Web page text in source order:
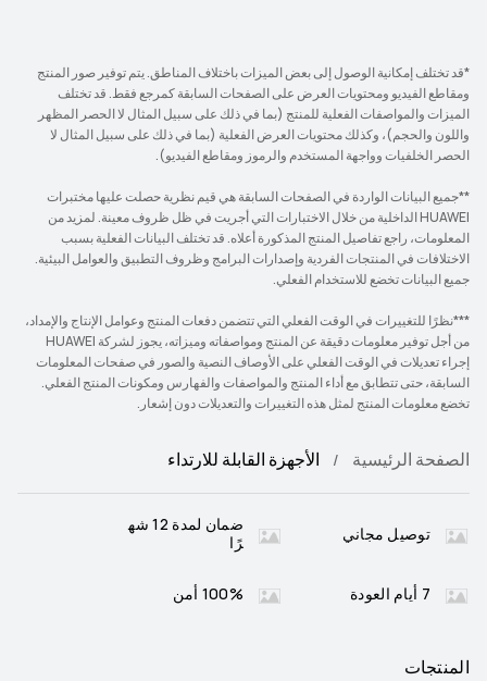
*قد تختلف إمكانية الوصول إلى بعض الميزات باختلاف المناطق. يتم توفير صور المنتج
ومقاطع الفيديو ومحتويات العرض على الصفحات السابقة كمرجع فقط. قد تختلف
الميزات والمواصفات الفعلية للمنتج (بما في ذلك على سبيل المثال لا الحصر المظهر
واللون والحجم)، وكذلك محتويات العرض الفعلية (بما في ذلك على سبيل المثال لا
الحصر الخلفيات وواجهة المستخدم والرموز ومقاطع الفيديو).
**جميع البيانات الواردة في الصفحات السابقة هي قيم نظرية حصلت عليها مختبرات
HUAWEI الداخلية من خلال الاختبارات التي أجريت في ظل ظروف معينة. لمزيد من
المعلومات، راجع تفاصيل المنتج المذكورة أعلاه. قد تختلف البيانات الفعلية بسبب
الاختلافات في المنتجات الفردية وإصدارات البرامج وظروف التطبيق والعوامل البيئية.
جميع البيانات تخضع للاستخدام الفعلي.
***نظرًا للتغييرات في الوقت الفعلي التي تتضمن دفعات المنتج وعوامل الإنتاج والإمداد،
من أجل توفير معلومات دقيقة عن المنتج ومواصفاته وميزاته، يجوز لشركة HUAWEI
إجراء تعديلات في الوقت الفعلي على الأوصاف النصية والصور في صفحات المعلومات
السابقة، حتى تتطابق مع أداء المنتج والمواصفات والفهارس ومكونات المنتج الفعلي.
تخضع معلومات المنتج لمثل هذه التغييرات والتعديلات دون إشعار.
الصفحة الرئيسية الأجهزة القابلة للارتداء
توصيل مجاني
ضمان لمدة 12 شه
رًا
7 أيام العودة 100% أمن
المنتجات